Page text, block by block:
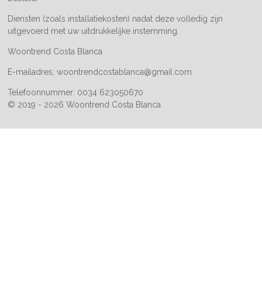
Diensten (zoals installatiekosten) nadat deze volledig zijn
uitgevoerd met uw uitdrukkelijke instemming.
Woontrend Costa Blanca
E-mailadres; woontrendcostablanca@gmail.com
Telefoonnummer: 0034 623050670
© 2019 - 2026 Woontrend Costa Blanca